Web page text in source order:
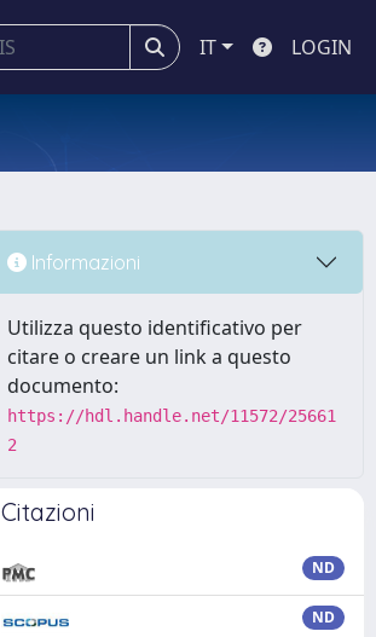
IT LOGIN
Informazioni
Utilizza questo identificativo per
citare o creare un link a questo
documento:
https://hdl.handle.net/11572/25661
2
Citazioni
ND
ND